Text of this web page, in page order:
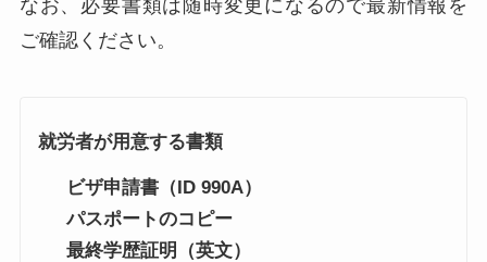
なお、必要書類は随時変更になるので最新情報を
ご確認ください。
就労者が用意する書類
ビザ申請書（ID 990A）
パスポートのコピー
最終学歴証明（英文）